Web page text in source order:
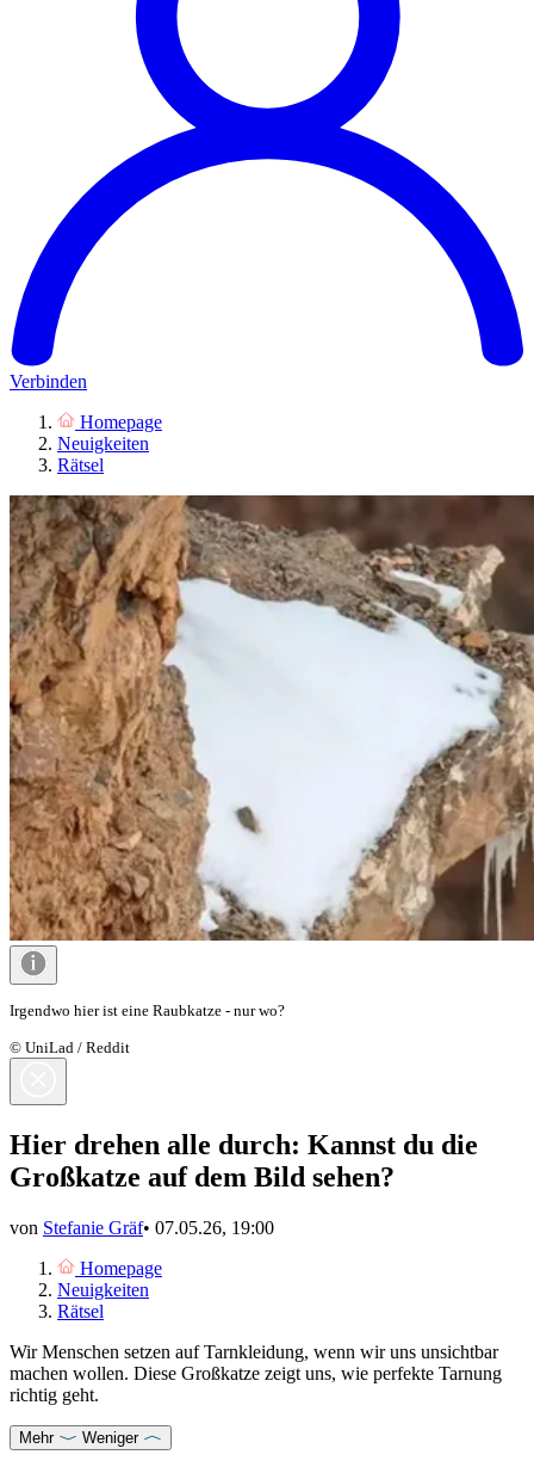
Verbinden
Homepage
Neuigkeiten
Rätsel
Irgendwo hier ist eine Raubkatze - nur wo?
© UniLad / Reddit
Hier drehen alle durch: Kannst du die
Großkatze auf dem Bild sehen?
von Stefanie Gräf• 07.05.26, 19:00
Homepage
Neuigkeiten
Rätsel
Wir Menschen setzen auf Tarnkleidung, wenn wir uns unsichtbar
machen wollen. Diese Großkatze zeigt uns, wie perfekte Tarnung
richtig geht.
Mehr Weniger